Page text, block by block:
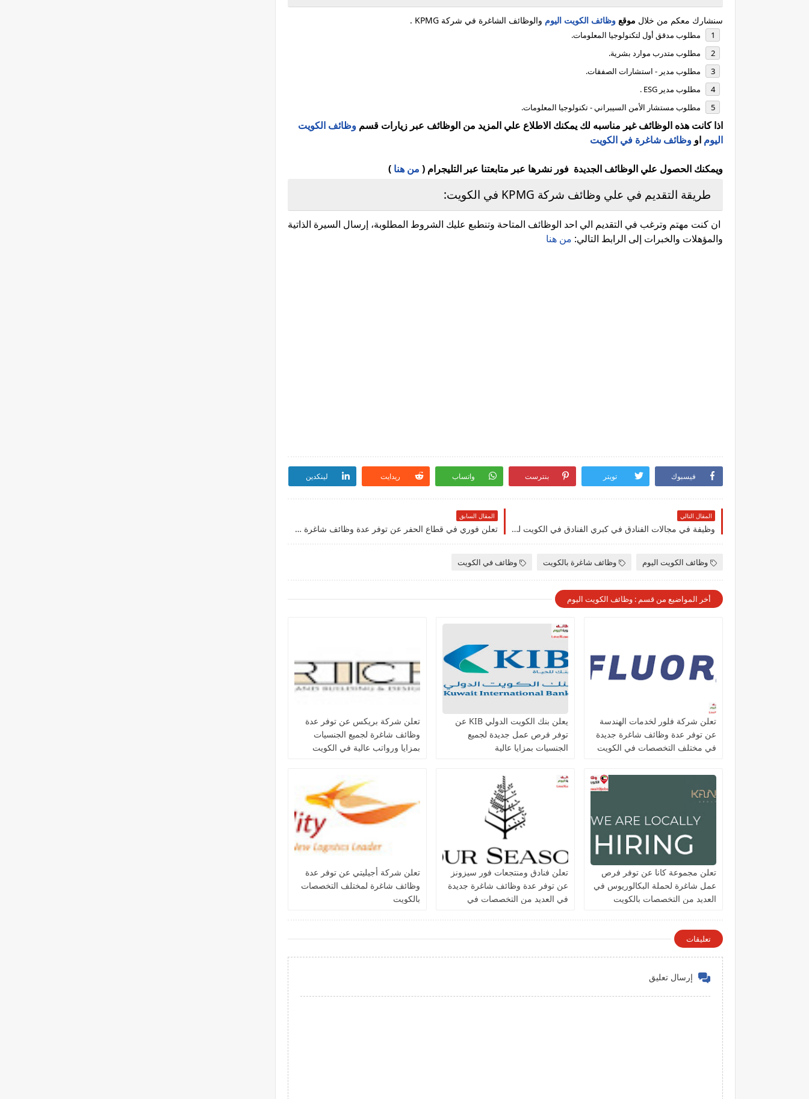
سنشارك معكم من خلال موقع وظائف الكويت اليوم والوظائف الشاغرة في شركة KPMG .
مطلوب مدقق أول لتكنولوجيا المعلومات.
مطلوب متدرب موارد بشرية.
مطلوب مدير - استشارات الصفقات.
مطلوب مدير ESG .
مطلوب مستشار الأمن السيبراني - تكنولوجيا المعلومات.
اذا كانت هذه الوظائف غير مناسبه لك يمكنك الاطلاع علي المزيد من الوظائف عبر زيارات قسم وظائف الكويت
اليوم او وظائف شاغرة في الكويت
ويمكنك الحصول علي الوظائف الجديدة فور نشرها عبر متابعتنا عبر التليجرام ( من هنا )
طريقة التقديم في علي وظائف شركة KPMG في الكويت:
ان كنت مهتم وترغب في التقديم الي احد الوظائف المتاحة وتنطبع عليك الشروط المطلوبة، إرسال السيرة الذاتية
والمؤهلات والخبرات إلى الرابط التالي: من هنا
فيسبوك تويتر بنترست واتساب ريدايت لينكدين
المقال التالي
وظيفة في مجالات الفنادق في كبري الفنادق في الكويت للوافدين والمقيمين برواتب مجزية لعام 2026
المقال السابق
تعلن فوري في قطاع الحفر عن توفر عدة وظائف شاغرة جديدة في مختلف التخصصات للجنسيين في الكويت
وظائف الكويت اليوم وظائف شاغرة بالكويت وظائف في الكويت
أخر المواضيع من قسم : وظائف الكويت اليوم
تعلن شركة فلور لخدمات الهندسة
عن توفر عدة وظائف شاغرة جديدة
في مختلف التخصصات في الكويت
يعلن بنك الكويت الدولي KIB عن
توفر فرص عمل جديدة لجميع
الجنسيات بمزايا عالية
تعلن شركة بريكس عن توفر عدة
وظائف شاغرة لجميع الجنسيات
بمزايا ورواتب عالية في الكويت
تعلن مجموعة كانا عن توفر فرص
عمل شاغرة لحملة البكالوريوس في
العديد من التخصصات بالكويت
تعلن فنادق ومنتجعات فور سيزونز‏
عن توفر عدة وظائف شاغرة جديدة
في العديد من التخصصات في
تعلن شركة أجيليتي عن توفر عدة
وظائف شاغرة لمختلف التخصصات
بالكويت
تعليقات
إرسال تعليق